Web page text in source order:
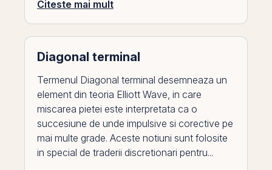
Citeste mai mult
Diagonal terminal
Termenul Diagonal terminal desemneaza un
element din teoria Elliott Wave, in care
miscarea pietei este interpretata ca o
succesiune de unde impulsive si corective pe
mai multe grade. Aceste notiuni sunt folosite
in special de traderii discretionari pentru...